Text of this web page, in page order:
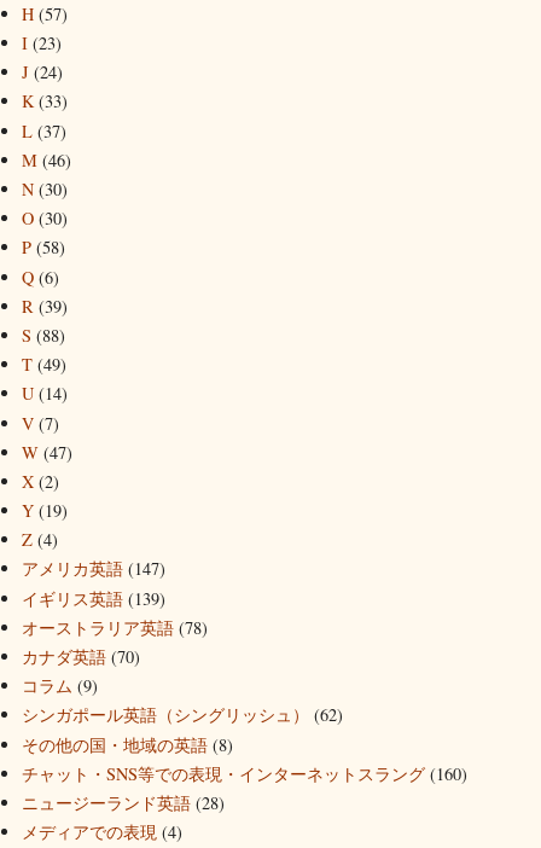
H (57)
I (23)
J (24)
K (33)
L (37)
M (46)
N (30)
O (30)
P (58)
Q (6)
R (39)
S (88)
T (49)
U (14)
V (7)
W (47)
X (2)
Y (19)
Z (4)
アメリカ英語 (147)
イギリス英語 (139)
オーストラリア英語 (78)
カナダ英語 (70)
コラム (9)
シンガポール英語（シングリッシュ）
(62)
その他の国・地域の英語 (8)
チャット・SNS等での表現・インターネットスラング (160)
ニュージーランド英語 (28)
メディアでの表現 (4)